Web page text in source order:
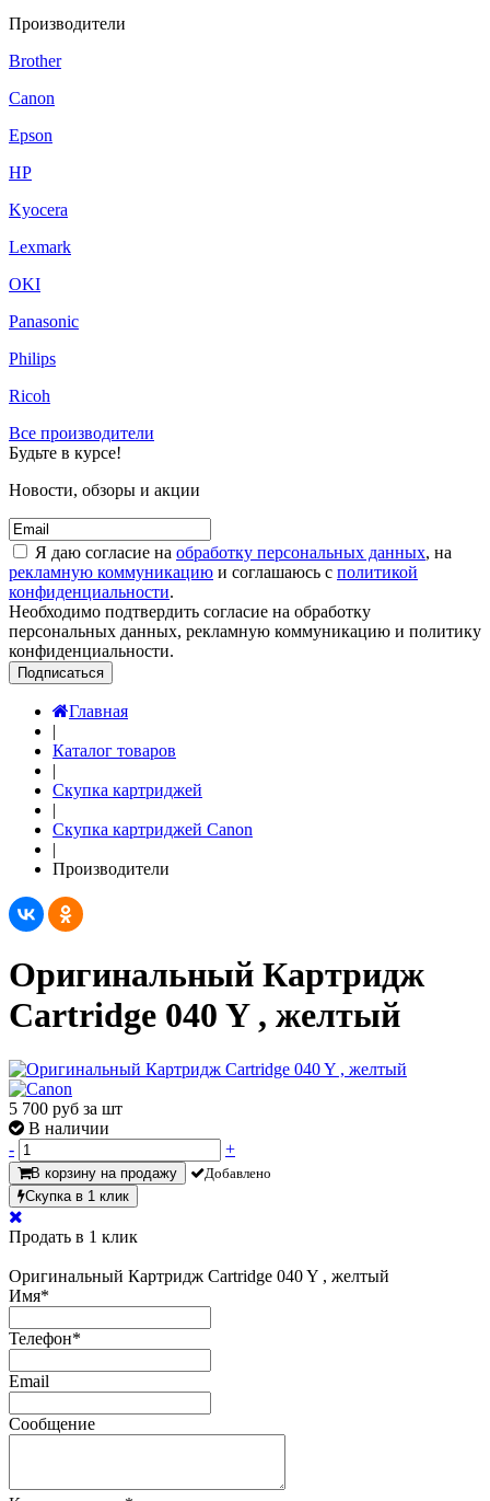
Производители
Brother
Canon
Epson
HP
Kyocera
Lexmark
OKI
Panasonic
Philips
Ricoh
Все производители
Будьте в курсе!
Новости, обзоры и акции
Я даю согласие на обработку персональных данных, на
рекламную коммуникацию и соглашаюсь с политикой
конфиденциальности.
Необходимо подтвердить согласие на обработку
персональных данных, рекламную коммуникацию и политику
конфиденциальности.
Подписаться
Главная
|
Каталог товаров
|
Скупка картриджей
|
Скупка картриджей Canon
|
Производители
Оригинальный Картридж
Cartridge 040 Y , желтый
5 700 руб за шт
В наличии
-
+
В корзину на продажу
Добавлено
Скупка в 1 клик
Продать в 1 клик
Оригинальный Картридж Cartridge 040 Y , желтый
Имя*
Телефон*
Email
Сообщение